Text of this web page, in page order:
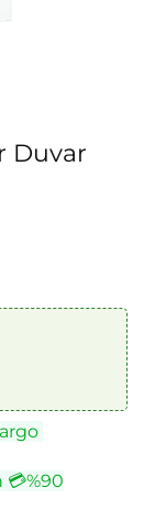
Duvar
💳%90